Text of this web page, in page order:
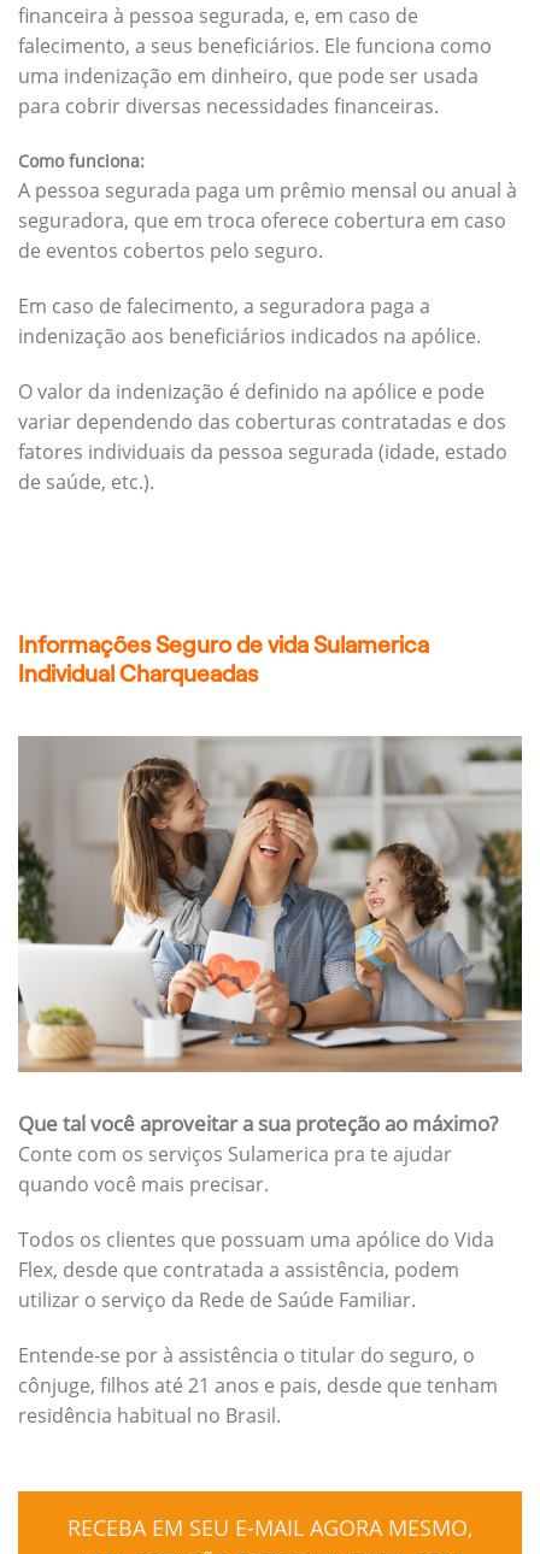
financeira à pessoa segurada, e, em caso de
falecimento, a seus beneficiários. Ele funciona como
uma indenização em dinheiro, que pode ser usada
para cobrir diversas necessidades financeiras.
Como funciona:
A pessoa segurada paga um prêmio mensal ou anual à
seguradora, que em troca oferece cobertura em caso
de eventos cobertos pelo seguro.
Em caso de falecimento, a seguradora paga a
indenização aos beneficiários indicados na apólice.
O valor da indenização é definido na apólice e pode
variar dependendo das coberturas contratadas e dos
fatores individuais da pessoa segurada (idade, estado
de saúde, etc.).
Informações Seguro de vida Sulamerica
Individual Charqueadas
Que tal você aproveitar a sua proteção ao máximo?
Conte com os serviços Sulamerica pra te ajudar
quando você mais precisar.
Todos os clientes que possuam uma apólice do Vida
Flex, desde que contratada a assistência, podem
utilizar o serviço da Rede de Saúde Familiar.
Entende-se por à assistência o titular do seguro, o
cônjuge, filhos até 21 anos e pais, desde que tenham
residência habitual no Brasil.
RECEBA EM SEU E-MAIL AGORA MESMO,